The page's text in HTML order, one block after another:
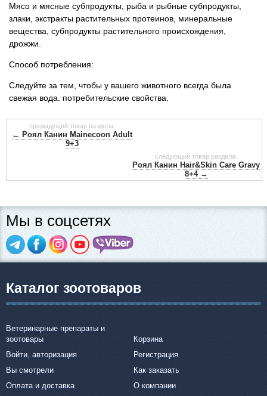
Мясо и мясные субпродукты, рыба и рыбные субпродукты,
злаки, экстракты растительных протеинов, минеральные
вещества, субпродукты растительного происхождения,
дрожжи.
Способ потребления:
Следуйте за тем, чтобы у вашего животного всегда была
свежая вода. потребительские свойства.
предыдущий товар раздела:
← Роял Канин Mainecoon Adult
9+3
следующий товар раздела:
Роял Канин Hair&Skin Care Gravy
8+4 →
Мы в соцсетях
Каталог зоотоваров
Ветеринарные препараты и
зоотовары
Корзина
Войти, авторизация
Регистрация
Вы смотрели
Как заказать
Оплата и доставка
О компании